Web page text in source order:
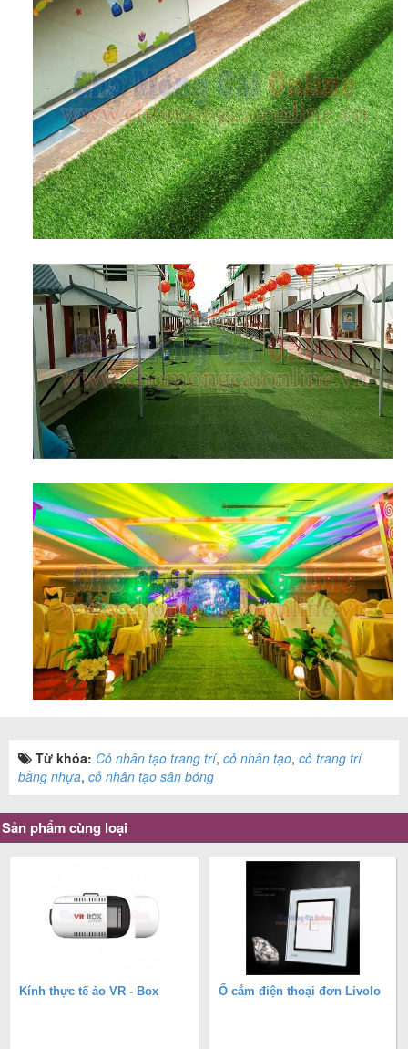
Từ khóa: Cỏ nhân tạo trang trí, cỏ nhân tạo, cỏ trang trí
bằng nhựa, cỏ nhân tạo sân bóng
Sản phẩm cùng loại
Kính thực tế ảo VR - Box Ổ cắm điện thoại đơn Livolo